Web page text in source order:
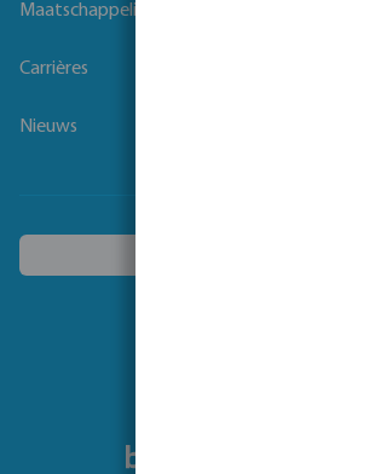
Maatschappelijk verantwoord ondernemen
Carrières
Nieuws